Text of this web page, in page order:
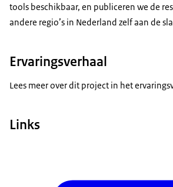
tools beschikbaar, en publiceren we de
andere regio’s in Nederland zelf aan de
Ervaringsverhaal
Lees meer over dit project in het
Links